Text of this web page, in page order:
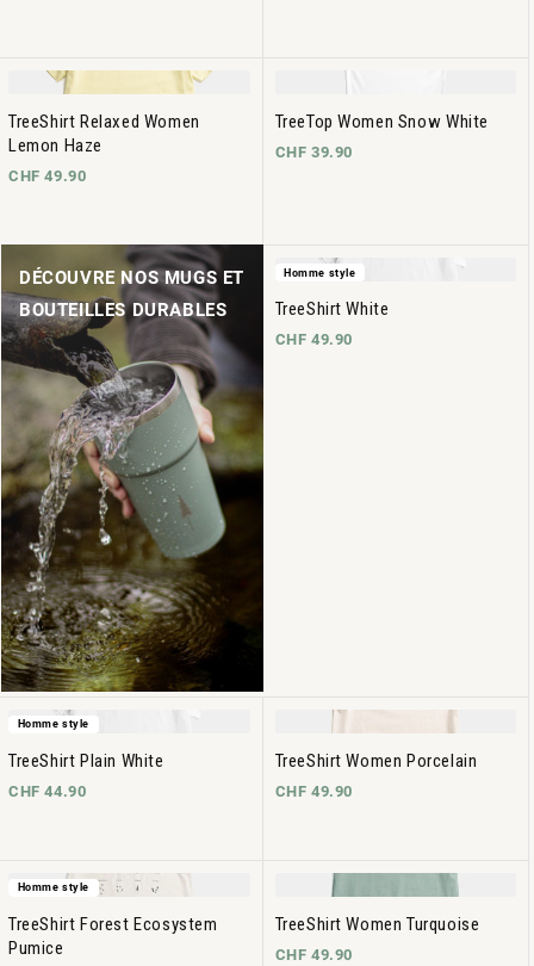
TreeShirt Relaxed Women
Lemon Haze
CHF 49.90
TreeTop Women Snow White
CHF 39.90
DÉCOUVRE NOS MUGS ET
BOUTEILLES DURABLES
Homme style
TreeShirt White
CHF 49.90
Homme style
TreeShirt Plain White
CHF 44.90
TreeShirt Women Porcelain
CHF 49.90
Homme style
TreeShirt Forest Ecosystem
Pumice
TreeShirt Women Turquoise
CHF 49.90